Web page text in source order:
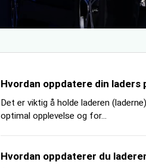
Hvordan oppdatere din
Det er viktig å holde laderen
optimal opplevelse og for...
Hvordan oppdaterer du